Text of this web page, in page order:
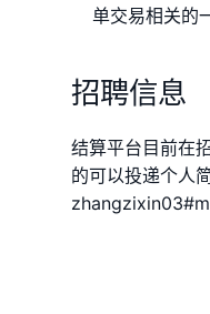
单交易相关的
招聘信息
结算平台目前在
的可以投递个人